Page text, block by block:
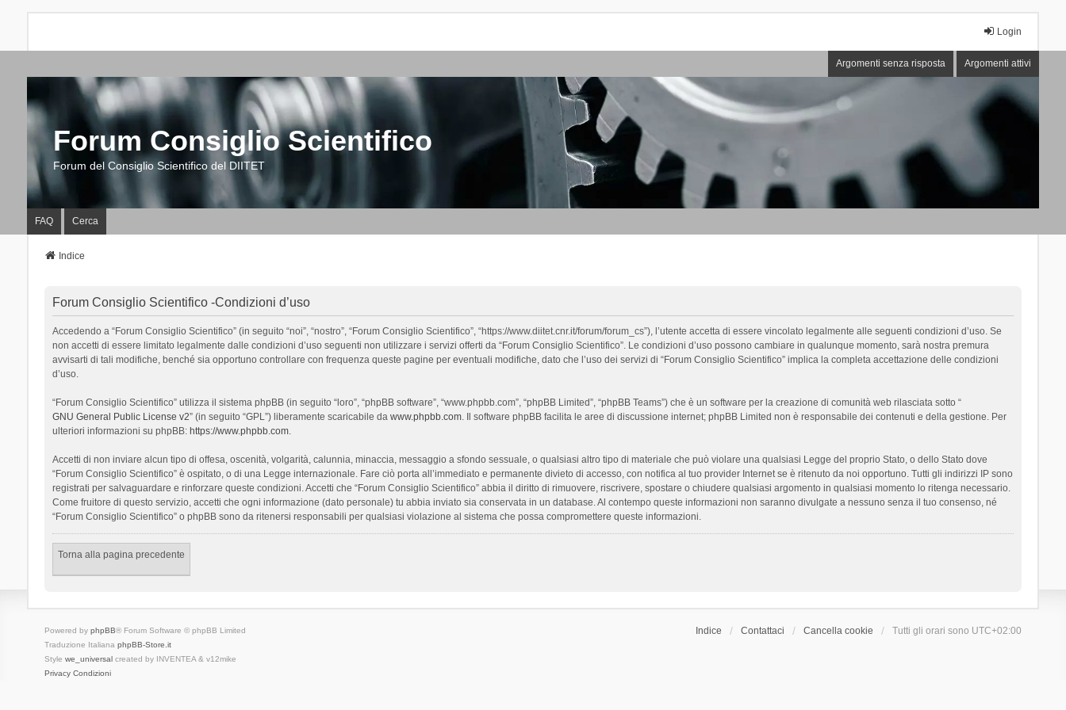
Login
Argomenti senza risposta Argomenti attivi
Forum Consiglio Scientifico
Forum del Consiglio Scientifico del DIITET
FAQ Cerca
Indice
Forum Consiglio Scientifico -Condizioni d’uso
Accedendo a “Forum Consiglio Scientifico” (in seguito “noi”, “nostro”, “Forum Consiglio Scientifico”, “https://www.diitet.cnr.it/forum/forum_cs”), l’utente accetta di essere vincolato legalmente alle seguenti condizioni d’uso. Se
non accetti di essere limitato legalmente dalle condizioni d’uso seguenti non utilizzare i servizi offerti da “Forum Consiglio Scientifico”. Le condizioni d’uso possono cambiare in qualunque momento, sarà nostra premura
avvisarti di tali modifiche, benché sia opportuno controllare con frequenza queste pagine per eventuali modifiche, dato che l’uso dei servizi di “Forum Consiglio Scientifico” implica la completa accettazione delle condizioni
d’uso.
“Forum Consiglio Scientifico” utilizza il sistema phpBB (in seguito “loro”, “phpBB software”, “www.phpbb.com”, “phpBB Limited”, “phpBB Teams”) che è un software per la creazione di comunità web rilasciata sotto “
GNU General Public License v2” (in seguito “GPL”) liberamente scaricabile da www.phpbb.com. Il software phpBB facilita le aree di discussione internet; phpBB Limited non è responsabile dei contenuti e della gestione. Per
ulteriori informazioni su phpBB: https://www.phpbb.com.
Accetti di non inviare alcun tipo di offesa, oscenità, volgarità, calunnia, minaccia, messaggio a sfondo sessuale, o qualsiasi altro tipo di materiale che può violare una qualsiasi Legge del proprio Stato, o dello Stato dove
“Forum Consiglio Scientifico” è ospitato, o di una Legge internazionale. Fare ciò porta all’immediato e permanente divieto di accesso, con notifica al tuo provider Internet se è ritenuto da noi opportuno. Tutti gli indirizzi IP sono
registrati per salvaguardare e rinforzare queste condizioni. Accetti che “Forum Consiglio Scientifico” abbia il diritto di rimuovere, riscrivere, spostare o chiudere qualsiasi argomento in qualsiasi momento lo ritenga necessario.
Come fruitore di questo servizio, accetti che ogni informazione (dato personale) tu abbia inviato sia conservata in un database. Al contempo queste informazioni non saranno divulgate a nessuno senza il tuo consenso, né
“Forum Consiglio Scientifico” o phpBB sono da ritenersi responsabili per qualsiasi violazione al sistema che possa compromettere queste informazioni.
Torna alla pagina precedente
Indice Contattaci Cancella cookie Tutti gli orari sono UTC+02:00
Powered by phpBB® Forum Software © phpBB Limited
Traduzione Italiana phpBB-Store.it
Style we_universalcreated by INVENTEA & v12mike
Privacy Condizioni